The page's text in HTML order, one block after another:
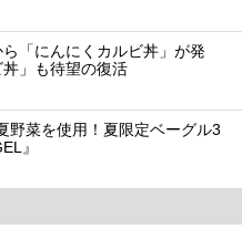
ら「にんにくカルビ丼」が発
」も待望の復活
野菜を使用！夏限定ベーグル3
』